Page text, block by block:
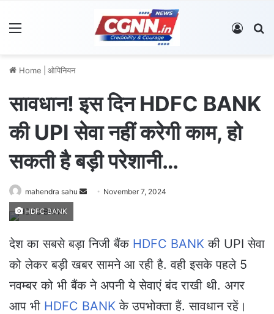
Log In
Home ओपिनियन
सावधान! इस दिन HDFC BANK
की UPI सेवा नहीं करेगी काम, हो
सकती है बड़ी परेशानी…
mahendra sahu
d
a
n
e
a
November 7, 2024
HDFC BANK
देश का सबसे बड़ा निजी बैंक HDFC BANK की UPI सेवा
को लेकर बड़ी खबर सामने आ रही है. वही इसके पहले 5
नवम्बर को भी बैंक ने अपनी ये सेवाएं बंद राखी थी. अगर
आप भी HDFC BANK के उपभोक्ता हैं. सावधान रहें।